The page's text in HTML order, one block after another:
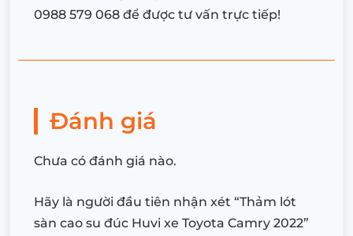
0988 579 068 để được tư vấn trực tiếp!
Đánh giá
Chưa có đánh giá nào.
Hãy là người đầu tiên nhận xét “Thảm lót
sàn cao su đúc Huvi xe Toyota Camry 2022”